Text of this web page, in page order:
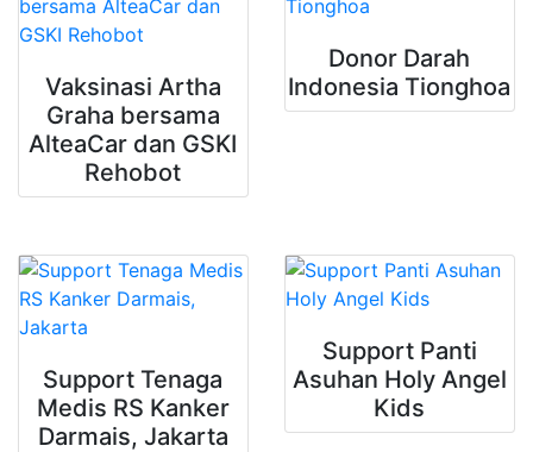
Vaksinasi Artha
Graha bersama
AlteaCar dan GSKI
Rehobot
Donor Darah
Indonesia Tionghoa
Support Tenaga
Medis RS Kanker
Darmais, Jakarta
Support Panti
Asuhan Holy Angel
Kids